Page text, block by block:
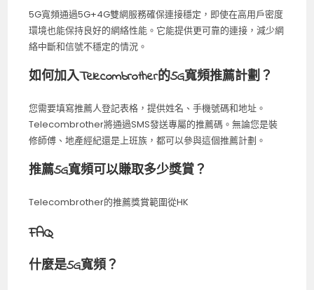
5G寬頻通過5G+4G雙網服務確保連接穩定，即使在高用戶密度
環境也能保持良好的網絡性能。它能提供更可靠的連接，減少網
絡中斷和信號不穩定的情況。
如何加入Telecombrother的5G寬頻推薦計劃？
您需要填寫推薦人登記表格，提供姓名、手機號碼和地址。
Telecombrother將通過SMS發送專屬的推薦碼。無論您是裝
修師傅、地產經紀還是上班族，都可以參與這個推薦計劃。
推薦5G寬頻可以賺取多少獎賞？
Telecombrother的推薦獎賞範圍從HK
FAQ
什麼是5G寬頻？